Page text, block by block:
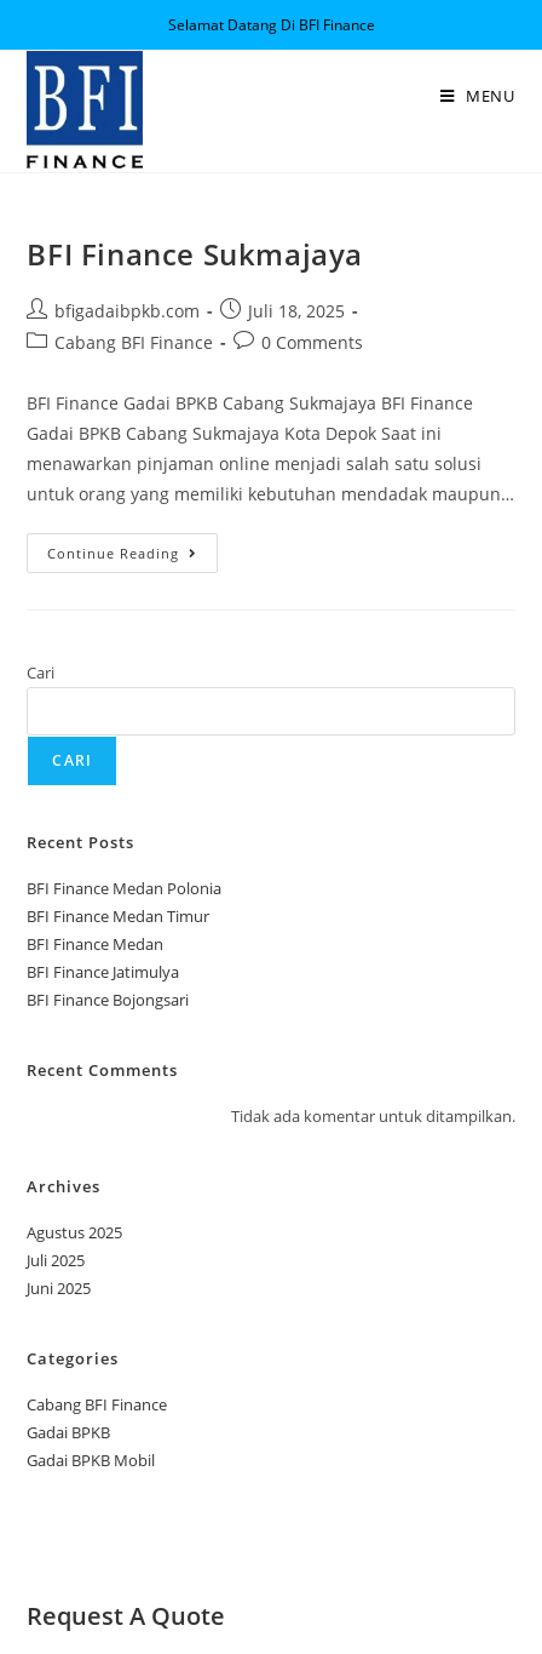
Selamat Datang Di BFI Finance
MENU
BFI Finance Sukmajaya
bfigadaibpkb.com
Juli 18, 2025
Cabang BFI Finance
0 Comments
BFI Finance Gadai BPKB Cabang Sukmajaya BFI Finance
Gadai BPKB Cabang Sukmajaya Kota Depok Saat ini
menawarkan pinjaman online menjadi salah satu solusi
untuk orang yang memiliki kebutuhan mendadak maupun…
Continue Reading
Cari
CARI
Recent Posts
BFI Finance Medan Polonia
BFI Finance Medan Timur
BFI Finance Medan
BFI Finance Jatimulya
BFI Finance Bojongsari
Recent Comments
Tidak ada komentar untuk ditampilkan.
Archives
Agustus 2025
Juli 2025
Juni 2025
Categories
Cabang BFI Finance
Gadai BPKB
Gadai BPKB Mobil
Request A Quote